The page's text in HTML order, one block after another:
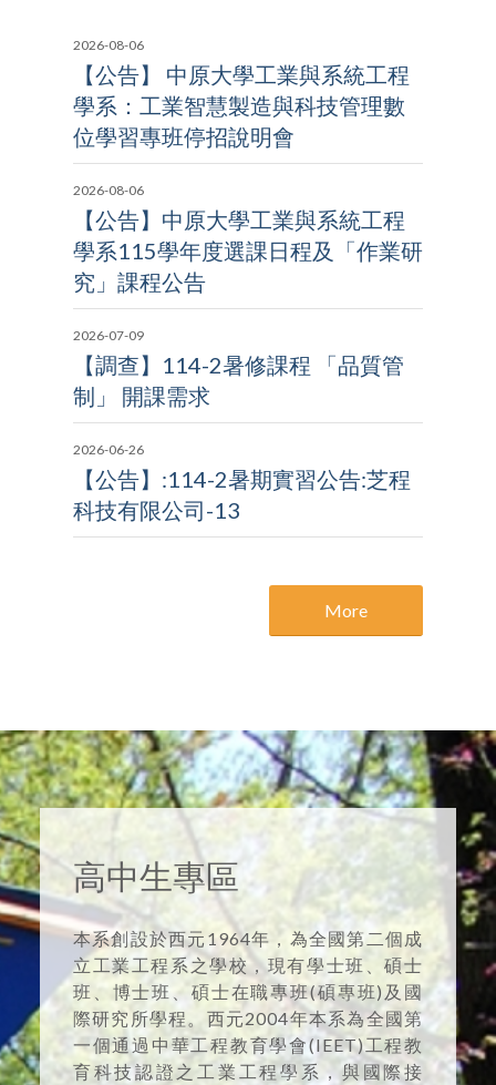
2026-08-06
【公告】 中原大學工業與系統工程
學系：工業智慧製造與科技管理數
位學習專班停招說明會
2026-08-06
【公告】中原大學工業與系統工程
學系115學年度選課日程及「作業研
究」課程公告
2026-07-09
【調查】114-2暑修課程 「品質管
制」 開課需求
2026-06-26
【公告】:114-2暑期實習公告:芝程
科技有限公司-13
More
高中生專區
本系創設於西元1964年，為全國第二個成
立工業工程系之學校，現有學士班、碩士
班、博士班、碩士在職專班(碩專班)及國
際研究所學程。西元2004年本系為全國第
一個通過中華工程教育學會(IEET)工程教
育科技認證之工業工程學系，與國際接